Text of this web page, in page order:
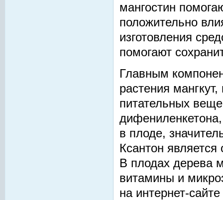
мангостин
положительно
изготовления
помогают
Главным
растения
питательных
в плоде,
Ксантон
В плодах дерева
витамины и
на интернет-сайте